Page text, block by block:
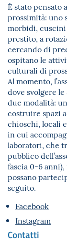
È stato pensato
prossimità: uno
morbidi,
prestito, a
cercando di
ospitano le
culturali di
Al momento,
dove svolgere
due modalità:
costruire spazi
chioschi, locali
in cui
laboratori, che
pubblico
fascia 0-6
possano
seguito.
Facebook
Instagram
Contatti